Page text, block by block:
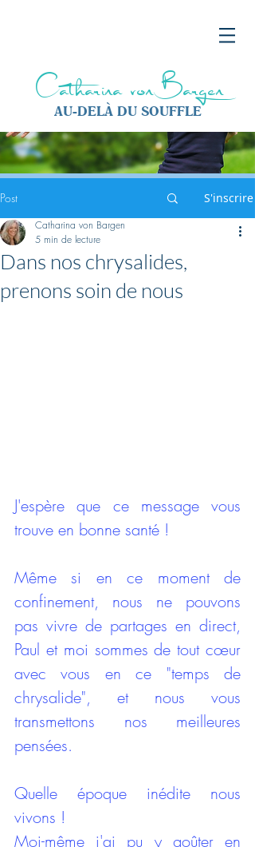
AU-DELÀ DU SOUFFLE
Catharina von Bargen
Post S'inscrire
Dans nos chrysalides,
prenons soin de nous
Catharina von Bargen
5 min de lecture
J'espère que ce message vous
trouve en bonne santé !
Même si en ce moment de
confinement, nous ne pouvons
pas vivre de partages en direct,
Paul et moi sommes de tout cœur
avec vous en ce "temps de
chrysalide", et nous vous
transmettons nos meilleures
pensées.
Quelle époque inédite nous
vivons !
Moi-même j'ai pu y goûter en